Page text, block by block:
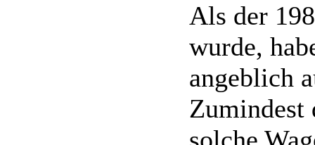
Als der
wurde,
angeblich
Zumindest